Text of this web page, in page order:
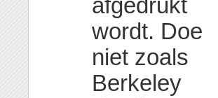
afgedrukt
wordt. Doe
niet zoals
Berkeley